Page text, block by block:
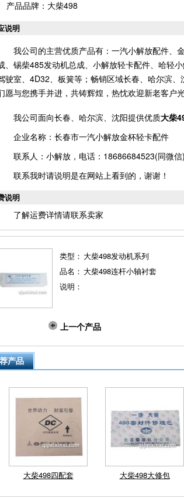
产品品牌：大柴498
说明
我公司的主营优质产品有：一汽小解放配件、
、锡柴485发动机总成、小解放轻卡配件、哈轻
驶室、4D32、板簧等；畅销区域长春、哈尔滨
愿与您携手并进，共铸辉煌，热忱欢迎新老客户
我公司面向长春、哈尔滨、沈阳提供优质大柴
企业名称：长春市一汽小解放金杯轻卡配件
联系人：小解放，电话：18686684523(同微
联系我时请说明是在网站上看到的，谢谢！
说明
了解运费详情请联系卖家
类型： 大柴498发动机系列
品名： 大柴498连杆小轴衬套
说明：
上一个产品
产品
大柴498四配套 大柴498大修包